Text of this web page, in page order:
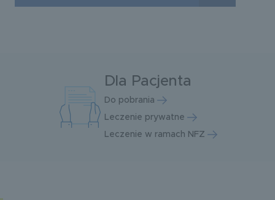
Dla Pacjenta
Do pobrania
Leczenie prywatne
Leczenie w ramach NFZ